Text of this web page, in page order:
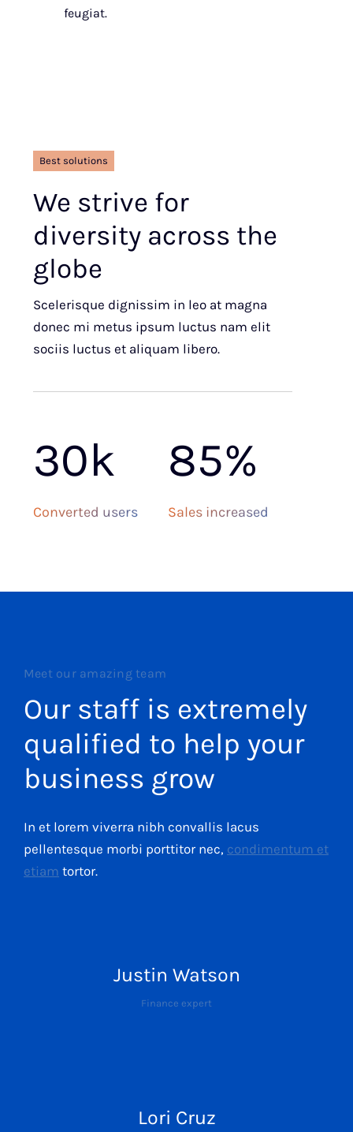
feugiat.
Best solutions
We strive for
diversity across the
globe
Scelerisque dignissim in leo at magna
donec mi metus ipsum luctus nam elit
sociis luctus et aliquam libero.
30k
Converted users
85%
Sales increased
Meet our amazing team
Our staff is extremely
qualified to help your
business grow
In et lorem viverra nibh convallis lacus
pellentesque morbi porttitor nec, condimentum et
etiam tortor.
Justin Watson
Finance expert
Lori Cruz